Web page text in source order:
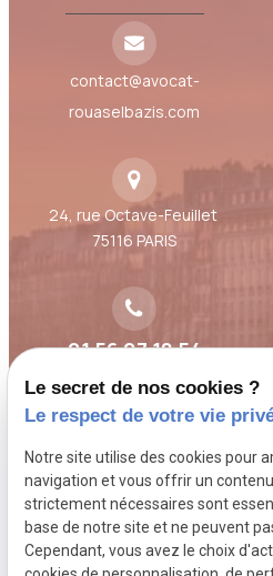
contact@avocat-
rouaselbazis.com
24, rue Octave-Feuillet
75116 PARIS
01 56 07 18 54
A
Toujours à l'écoute
inquiétudes du client,
avocat au Barreau de
dossier, vous donne
Le secret de nos cookies ?
Le respect de votre vie
Notre site utilise des cookies pour
navigation et vous offrir un
strictement nécessaires sont
base de notre site et ne peuvent
Cependant, vous avez le choix